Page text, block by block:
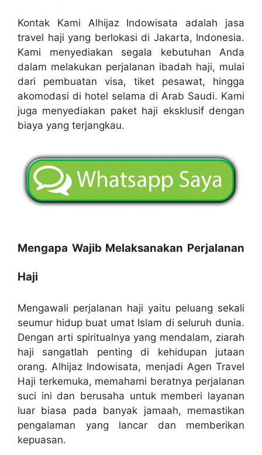
Kontak Kami Alhijaz Indowisata adalah jasa
travel haji yang berlokasi di Jakarta, Indonesia.
Kami menyediakan segala kebutuhan Anda
dalam melakukan perjalanan ibadah haji, mulai
dari pembuatan visa, tiket pesawat, hingga
akomodasi di hotel selama di Arab Saudi. Kami
juga menyediakan paket haji eksklusif dengan
biaya yang terjangkau.
Mengapa Wajib Melaksanakan Perjalanan
Haji
Mengawali perjalanan haji yaitu peluang sekali
seumur hidup buat umat Islam di seluruh dunia.
Dengan arti spiritualnya yang mendalam, ziarah
haji sangatlah penting di kehidupan jutaan
orang. Alhijaz Indowisata, menjadi Agen Travel
Haji terkemuka, memahami beratnya perjalanan
suci ini dan berusaha untuk memberi layanan
luar biasa pada banyak jamaah, memastikan
pengalaman yang lancar dan memberikan
kepuasan.